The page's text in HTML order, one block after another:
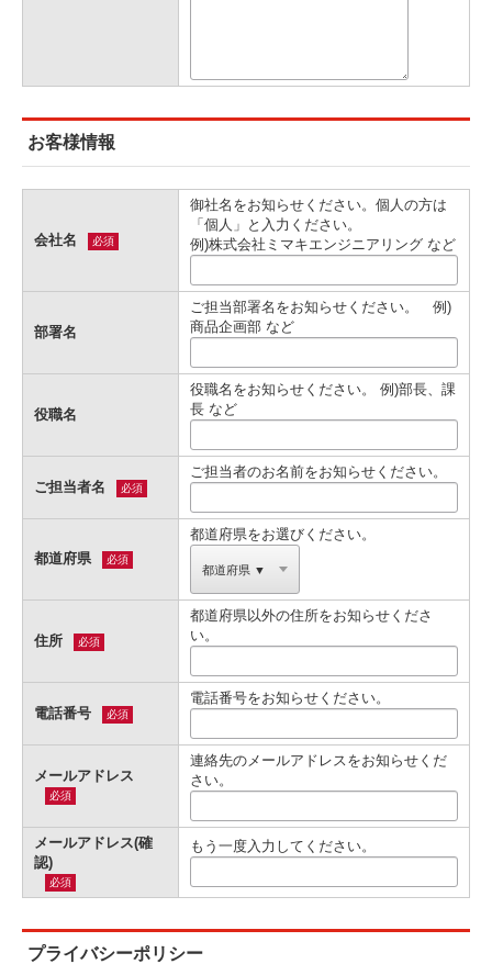
お客様情報
会社名 必須
御社名をお知らせください。個人の方は
「個人」と入力ください。
例)株式会社ミマキエンジニアリング など
部署名
ご担当部署名をお知らせください。 例)
商品企画部 など
役職名
役職名をお知らせください。 例)部長、課
長 など
ご担当者名 必須
ご担当者のお名前をお知らせください。
都道府県 必須
都道府県をお選びください。
住所 必須
都道府県以外の住所をお知らせくださ
い。
電話番号 必須
電話番号をお知らせください。
メールアドレス
必須
連絡先のメールアドレスをお知らせくだ
さい。
メールアドレス(確
認)
必須
もう一度入力してください。
プライバシーポリシー